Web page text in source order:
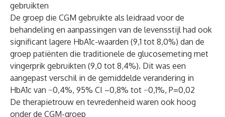
gebruikten
De groep die CGM gebruikte als leidraad voor de
behandeling en aanpassingen van de levensstijl had ook
significant lagere HbA1c-waarden (9,1 tot 8,0%) dan de
groep patiënten die traditionele de glucosemeting met
vingerprik gebruikten (9,0 tot 8,4%). Dit was een
aangepast verschil in de gemiddelde verandering in
HbA1c van −0,4%, 95% CI –0,8% tot −0,1%, P=0,02
De therapietrouw en tevredenheid waren ook hoog
onder de CGM-groep